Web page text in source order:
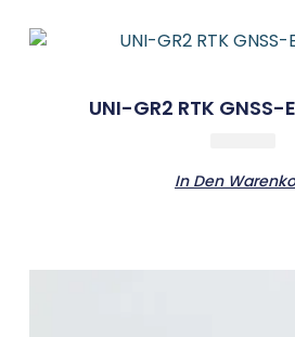
UNI-GR2 RTK
In Den